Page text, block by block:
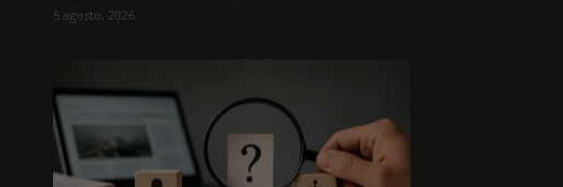
5 agosto, 2026